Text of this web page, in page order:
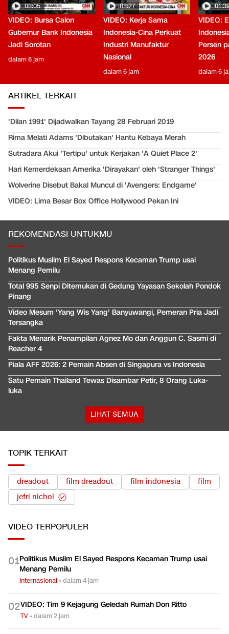
03:05
VIDEO: Bursa Calon
Gubernur Bank Indonesia
Jadi Sorotan
dalam 6 jam
03:27
VIDEO: Kerja Sama
Indonesia-Cina Perkuat
Industri Manufaktur
Nasional
dalam 6 jam
VIDEO:
Persen
2026
dalam 6
ARTIKEL TERKAIT
'Dilan 1991' Dijadwalkan Tayang 28 Februari 2019
Rima Melati Adams 'Dibutakan' Hantu Kebaya Merah
Sutradara Akui 'Tertipu' untuk Kerjakan 'A Quiet Place 2'
Hari Kemerdekaan Amerika 'Dirayakan' oleh 'Stranger Things'
Wolverine Disebut Bakal Muncul di 'Avengers: Endgame'
VIDEO: Lima Besar Box Office Hollywood Pekan Ini
REKOMENDASI UNTUKMU
Politikus Muslim El Sayed Respons Kecaman Trump usai
Menang Pemilu
Total 995 Senpi Ditemukan di Gedung Yayasan Sekolah Pondok
Pinang
Video Mesum 'Yang Wis Yang' Banyuwangi, Pemeran Pria Jadi
Tersangka
Fakta Menarik Penampilan Agnez Mo dan Anggun C. Sasmi di
Reacher 4
Piala AFF 2026: 2 Pemain Absen di Singapura vs Indonesia
Satu Pemain Thailand Tewas Disambar Petir, 8 Orang Luka-
luka
LIHAT SEMUA
TOPIK TERKAIT
dreadout film dreadout film indonesia
film
jefri nichol
VIDEO TERPOPULER
01Politikus Muslim El Sayed Respons Kecaman Trump usai
Menang Pemilu
Internasional •dalam 4 jam
02VIDEO: Tim 9 Kejagung Geledah Rumah Don Ritto
TV •dalam 2 jam